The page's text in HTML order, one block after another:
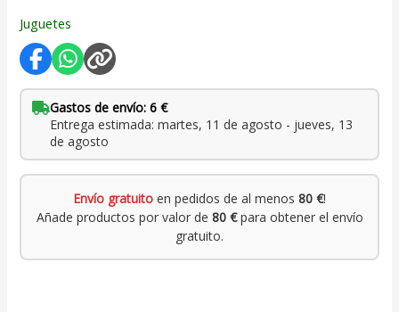
Juguetes
Gastos de envío: 6 €
Entrega estimada: martes, 11 de agosto - jueves, 13
de agosto
Envío gratuito en pedidos de al menos 80 €!
Añade productos por valor de 80 €para obtener el envío
gratuito.